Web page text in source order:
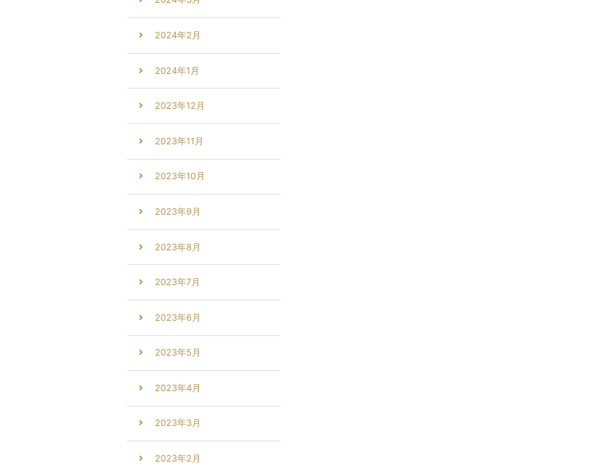
2024年2月
2024年1月
2023年12月
2023年11月
2023年10月
2023年9月
2023年8月
2023年7月
2023年6月
2023年5月
2023年4月
2023年3月
2023年2月